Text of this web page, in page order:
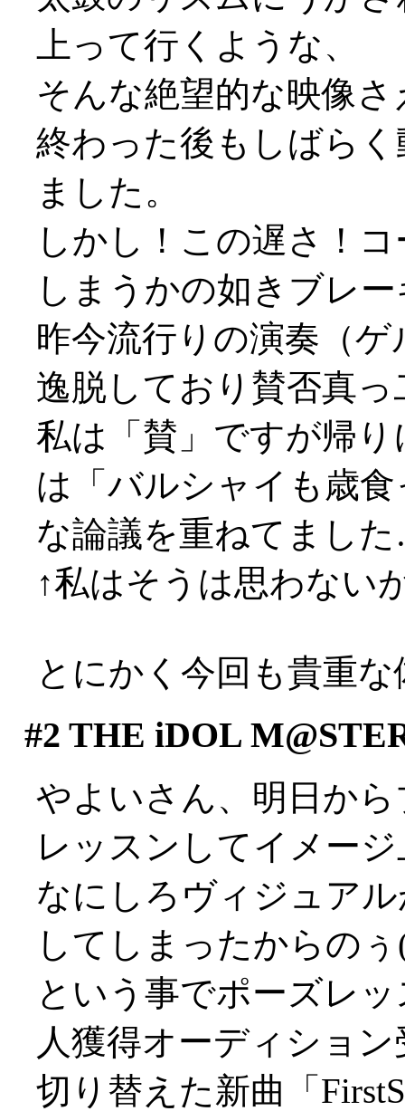
上って行くような、
そんな絶望的な映像
終わった後もしばら
ました。
しかし！この遅さ！
しまうかの如きブレ
昨今流行りの演奏（
逸脱しており賛否真
私は「賛」ですが帰
は「バルシャイも歳
な論議を重ねてまし
↑私はそうは思わない
とにかく今回も貴重
#2 THE iDOL
やよいさん、明日か
レッスンしてイメー
なにしろヴィジュア
してしまったからの
という事でポーズレ
人獲得オーディショ
切り替えた新曲「